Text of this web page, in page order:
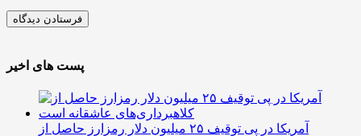
پست های اخیر
آمریکا در پی توقیف ۲۵ میلیون دلار رمزارز حاصل از